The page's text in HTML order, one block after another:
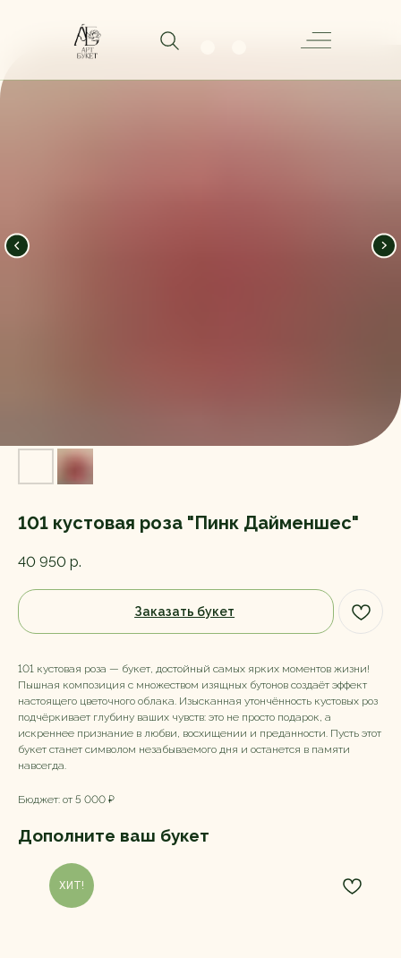
101 кустовая роза "Пинк Дайменшес"
40 950 р.
Заказать букет
101 кустовая роза — букет, достойный самых ярких моментов жизни!
Пышная композиция с множеством изящных бутонов создаёт эффект
настоящего цветочного облака. Изысканная утончённость кустовых роз
подчёркивает глубину ваших чувств: это не просто подарок, а
искреннее признание в любви, восхищении и преданности. Пусть этот
букет станет символом незабываемого дня и останется в памяти
навсегда.
Бюджет: от 5 000 ₽
Дополните ваш букет
ХИТ!